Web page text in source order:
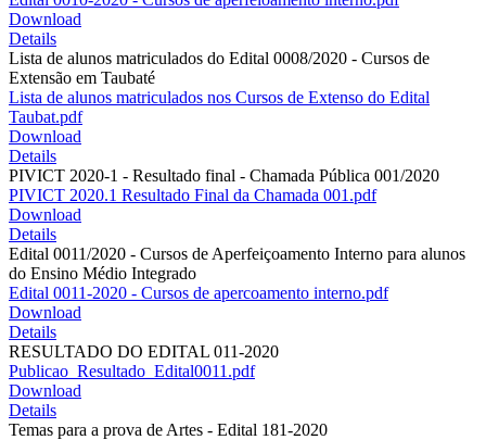
Download
Details
Lista de alunos matriculados do Edital 0008/2020 - Cursos de
Extensão em Taubaté
Lista de alunos matriculados nos Cursos de Extenso do Edital
Taubat.pdf
Download
Details
PIVICT 2020-1 - Resultado final - Chamada Pública 001/2020
PIVICT 2020.1 Resultado Final da Chamada 001.pdf
Download
Details
Edital 0011/2020 - Cursos de Aperfeiçoamento Interno para alunos
do Ensino Médio Integrado
Edital 0011-2020 - Cursos de apercoamento interno.pdf
Download
Details
RESULTADO DO EDITAL 011-2020
Publicao_Resultado_Edital0011.pdf
Download
Details
Temas para a prova de Artes - Edital 181-2020